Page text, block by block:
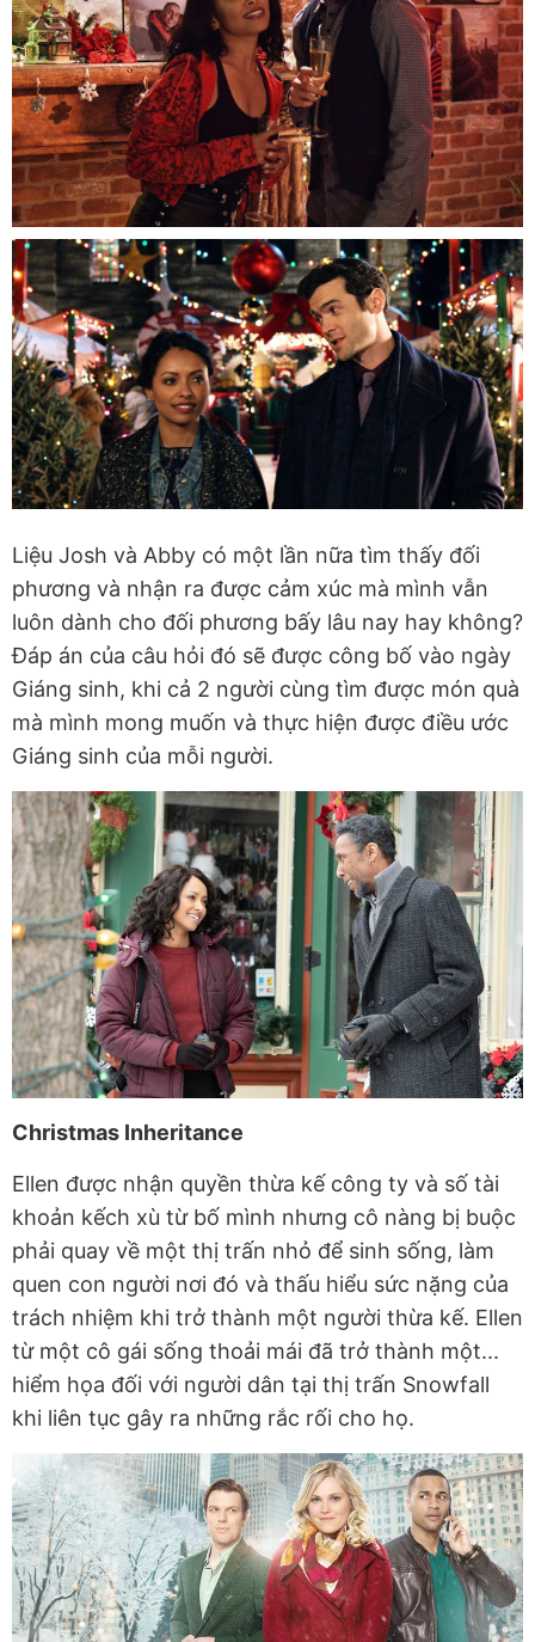
Liệu Josh và Abby có một lần nữa tìm thấy đối
phương và nhận ra được cảm xúc mà mình vẫn
luôn dành cho đối phương bấy lâu nay hay không?
Đáp án của câu hỏi đó sẽ được công bố vào ngày
Giáng sinh, khi cả 2 người cùng tìm được món quà
mà mình mong muốn và thực hiện được điều ước
Giáng sinh của mỗi người.
Christmas Inheritance
Ellen được nhận quyền thừa kế công ty và số tài
khoản kếch xù từ bố mình nhưng cô nàng bị buộc
phải quay về một thị trấn nhỏ để sinh sống, làm
quen con người nơi đó và thấu hiểu sức nặng của
trách nhiệm khi trở thành một người thừa kế. Ellen
từ một cô gái sống thoải mái đã trở thành một...
hiểm họa đối với người dân tại thị trấn Snowfall
khi liên tục gây ra những rắc rối cho họ.